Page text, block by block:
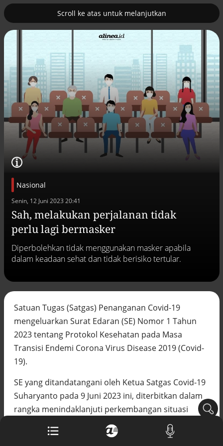
Scroll ke atas untuk melanjutkan
Nasional
Senin, 12 Juni 2023 20:41
Sah, melakukan perjalanan tidak
perlu lagi bermasker
Diperbolehkan tidak menggunakan masker apabila
dalam keadaan sehat dan tidak berisiko tertular.
Satuan Tugas (Satgas) Penanganan Covid-19
mengeluarkan Surat Edaran (SE) Nomor 1 Tahun
2023 tentang Protokol Kesehatan pada Masa
Transisi Endemi Corona Virus Disease 2019 (Covid-
19).
SE yang ditandatangani oleh Ketua Satgas Covid-19
Suharyanto pada 9 Juni 2023 ini, diterbitkan dalam
rangka menindaklanjuti perkembangan situasi
pengendalian virus SARS-CoV-2 dengan kondisi
persebaran kasus di dunia dan Indonesia yang
nuklir
Pemulihan ekonomi Aceh terus
Efek jera untuk pejabat abai LHKPN
Alinea.id - Peristiwa
Buku berusia 900 tahun ditemukan di
tahun Kiamat
Alinea.id - Peristiwa
Akar persoalan berulangnya kekerasan
terhadap PMI di Malaysia
DPR minta penerbitan sertifikat pagar
laut diproses hukum
Alinea.id - Peristiwa
Alinea.id - Politik
Pemprov Sultra klarifikasi isu PT GKP,
imbau masyarakat hormati proses
Alinea.id - Peristiwa